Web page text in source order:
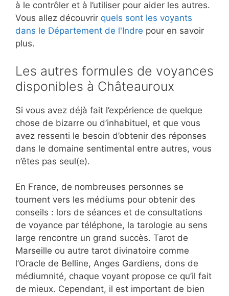
à le contrôler et à l’utiliser pour aider les autres.
Vous allez découvrir quels sont les voyants
dans le Département de l'Indre pour en savoir
plus.
Les autres formules de voyances
disponibles à Châteauroux
Si vous avez déjà fait l’expérience de quelque
chose de bizarre ou d’inhabituel, et que vous
avez ressenti le besoin d’obtenir des réponses
dans le domaine sentimental entre autres, vous
n’êtes pas seul(e).
En France, de nombreuses personnes se
tournent vers les médiums pour obtenir des
conseils : lors de séances et de consultations
de voyance par téléphone, la tarologie au sens
large rencontre un grand succès. Tarot de
Marseille ou autre tarot divinatoire comme
l’Oracle de Belline, Anges Gardiens, dons de
médiumnité, chaque voyant propose ce qu’il fait
de mieux. Cependant, il est important de bien